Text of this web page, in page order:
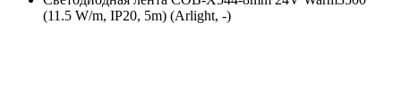
(11.5 W/m, IP20, 5m) (Arlight, -)